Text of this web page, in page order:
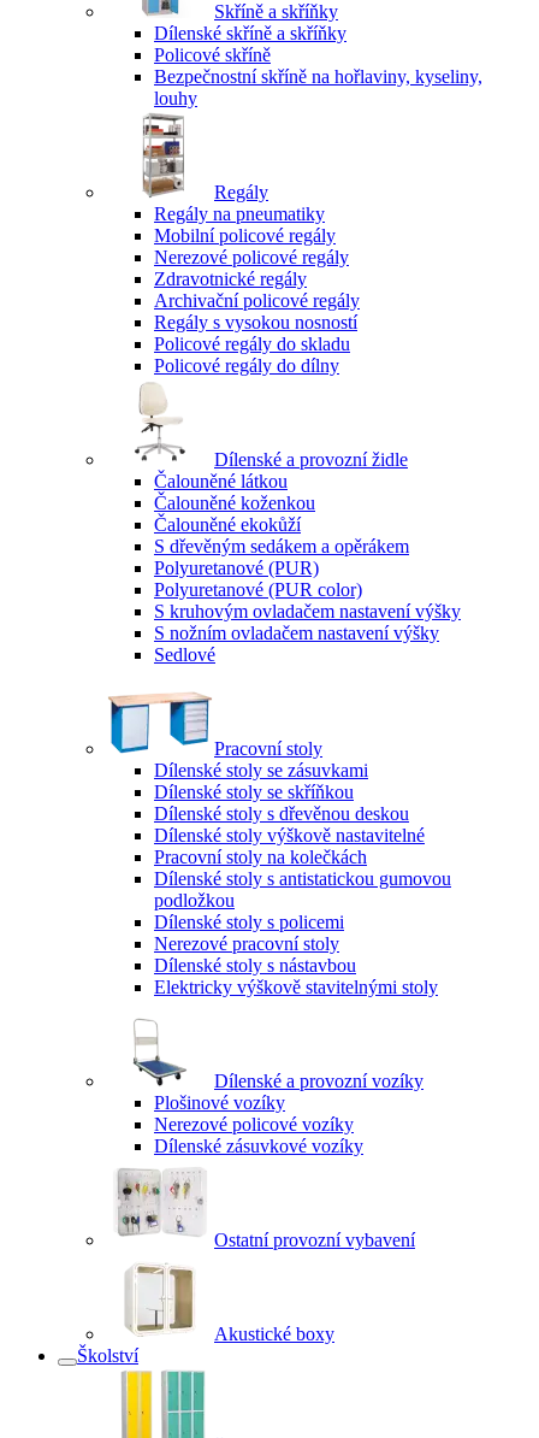
Skříně a skříňky
Dílenské skříně a skříňky
Policové skříně
Bezpečnostní skříně na hořlaviny, kyseliny,
louhy
Regály
Regály na pneumatiky
Mobilní policové regály
Nerezové policové regály
Zdravotnické regály
Archivační policové regály
Regály s vysokou nosností
Policové regály do skladu
Policové regály do dílny
Dílenské a provozní židle
Čalouněné látkou
Čalouněné koženkou
Čalouněné ekokůží
S dřevěným sedákem a opěrákem
Polyuretanové (PUR)
Polyuretanové (PUR color)
S kruhovým ovladačem nastavení výšky
S nožním ovladačem nastavení výšky
Sedlové
Pracovní stoly
Dílenské stoly se zásuvkami
Dílenské stoly se skříňkou
Dílenské stoly s dřevěnou deskou
Dílenské stoly výškově nastavitelné
Pracovní stoly na kolečkách
Dílenské stoly s antistatickou gumovou
podložkou
Dílenské stoly s policemi
Nerezové pracovní stoly
Dílenské stoly s nástavbou
Elektricky výškově stavitelnými stoly
Dílenské a provozní vozíky
Plošinové vozíky
Nerezové policové vozíky
Dílenské zásuvkové vozíky
Ostatní provozní vybavení
Akustické boxy
Školství